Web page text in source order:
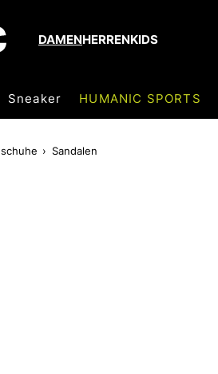
DAMENHERRENKIDS
Sneaker HUMANIC SPORTS
Sandalen